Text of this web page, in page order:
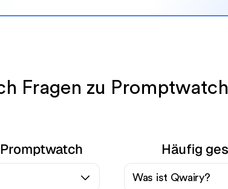
Fragen zu
Häufig
Was ist Qwairy?